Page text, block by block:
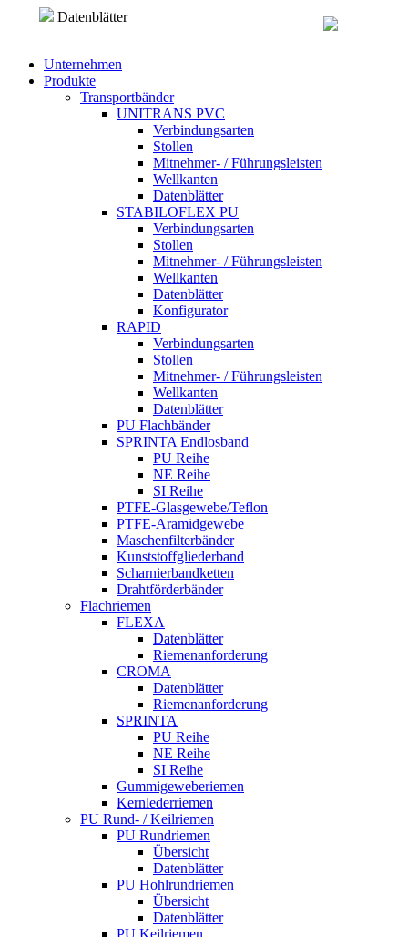
Direkt zum Inhalt
Datenblätter
Unternehmen
Produkte
Transportbänder
UNITRANS PVC
Verbindungsarten
Stollen
Mitnehmer- / Führungsleisten
Wellkanten
Datenblätter
STABILOFLEX PU
Verbindungsarten
Stollen
Mitnehmer- / Führungsleisten
Wellkanten
Datenblätter
Konfigurator
RAPID
Verbindungsarten
Stollen
Mitnehmer- / Führungsleisten
Wellkanten
Datenblätter
PU Flachbänder
SPRINTA Endlosband
PU Reihe
NE Reihe
SI Reihe
PTFE-Glasgewebe/Teflon
PTFE-Aramidgewebe
Maschenfilterbänder
Kunststoffgliederband
Scharnierbandketten
Drahtförderbänder
Flachriemen
FLEXA
Datenblätter
Riemenanforderung
CROMA
Datenblätter
Riemenanforderung
SPRINTA
PU Reihe
NE Reihe
SI Reihe
Gummigeweberiemen
Kernlederriemen
PU Rund- / Keilriemen
PU Rundriemen
Übersicht
Datenblätter
PU Hohlrundriemen
Übersicht
Datenblätter
PU Keilriemen